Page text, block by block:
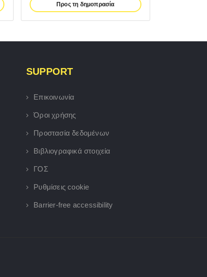
Προς τη δημοπρασία
SUPPORT
Επικοινωνία
Όροι χρήσης
Προστασία δεδομένων
Βιβλιογραφικά στοιχεία
ΓΟΣ
Ρυθμίσεις cookie
Barrier-free accessibility